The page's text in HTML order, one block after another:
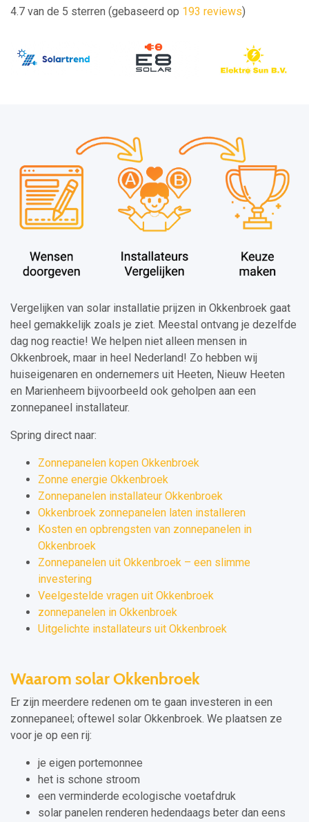
4.7 van de 5 sterren (gebaseerd op 193 reviews)
Vergelijken van solar installatie prijzen in Okkenbroek gaat
heel gemakkelijk zoals je ziet. Meestal ontvang je dezelfde
dag nog reactie! We helpen niet alleen mensen in
Okkenbroek, maar in heel Nederland! Zo hebben wij
huiseigenaren en ondernemers uit Heeten, Nieuw Heeten
en Marienheem bijvoorbeeld ook geholpen aan een
zonnepaneel installateur.
Spring direct naar:
Zonnepanelen kopen Okkenbroek
Zonne energie Okkenbroek
Zonnepanelen installateur Okkenbroek
Okkenbroek zonnepanelen laten installeren
Kosten en opbrengsten van zonnepanelen in
Okkenbroek
Zonnepanelen uit Okkenbroek – een slimme
investering
Veelgestelde vragen uit Okkenbroek
zonnepanelen in Okkenbroek
Uitgelichte installateurs uit Okkenbroek
Waarom solar Okkenbroek
Er zijn meerdere redenen om te gaan investeren in een
zonnepaneel; oftewel solar Okkenbroek. We plaatsen ze
voor je op een rij:
je eigen portemonnee
het is schone stroom
een verminderde ecologische voetafdruk
solar panelen renderen hedendaags beter dan eens